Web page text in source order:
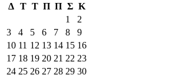
Δ Τ Τ Π Π Σ Κ
1
2
3
4 5 6 7 8
9
10 11 12 13 14 15 16
17 18 19 20 21 22 23
24 25 26 27 28 29 30